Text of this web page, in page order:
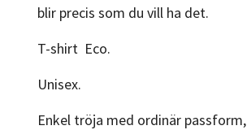
blir precis som du vill ha det.
T-shirt Eco.
Unisex.
Enkel tröja med ordinär